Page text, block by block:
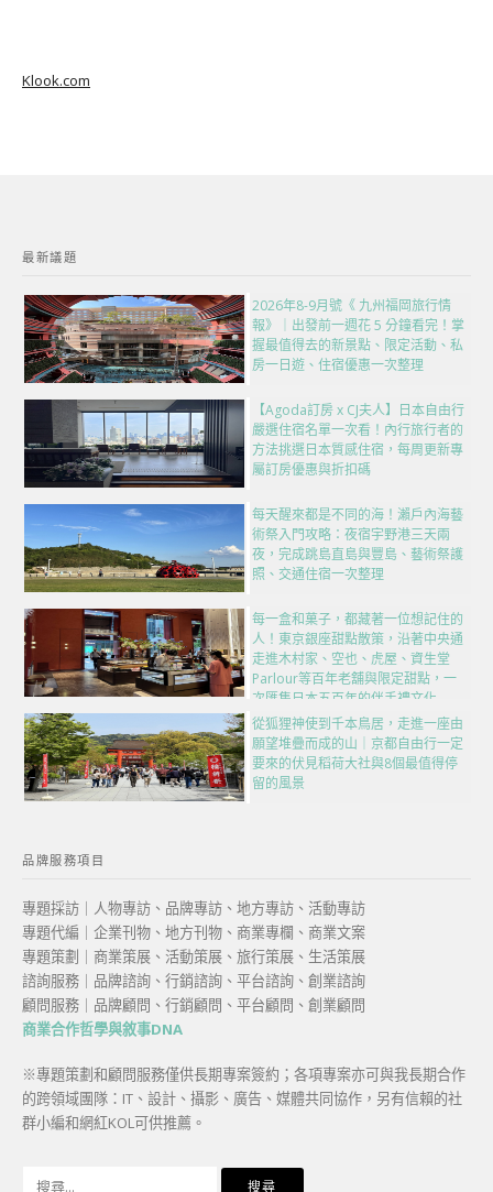
Klook.com
最新議題
2026年8-9月號《 九州福岡旅行情
報》｜出發前一週花 5 分鐘看完！掌
握最值得去的新景點、限定活動、私
房一日遊、住宿優惠一次整理
【Agoda訂房 x CJ夫人】日本自由行
嚴選住宿名單一次看！內行旅行者的
方法挑選日本質感住宿，每周更新專
屬訂房優惠與折扣碼
每天醒來都是不同的海！瀨戶內海藝
術祭入門攻略：夜宿宇野港三天兩
夜，完成跳島直島與豐島、藝術祭護
照、交通住宿一次整理
每一盒和菓子，都藏著一位想記住的
人！東京銀座甜點散策，沿著中央通
走進木村家、空也、虎屋、資生堂
Parlour等百年老舖與限定甜點，一
次匯集日本五百年的伴手禮文化
從狐狸神使到千本鳥居，走進一座由
願望堆疊而成的山｜京都自由行一定
要來的伏見稻荷大社與8個最值得停
留的風景
品牌服務項目
專題採訪｜人物專訪、品牌專訪、地方專訪、活動專訪
專題代編｜企業刊物、地方刊物、商業專欄、商業文案
專題策劃｜商業策展、活動策展、旅行策展、生活策展
諮詢服務｜品牌諮詢、行銷諮詢、平台諮詢、創業諮詢
顧問服務｜品牌顧問、行銷顧問、平台顧問、創業顧問
商業合作哲學與敘事DNA
※專題策劃和顧問服務僅供長期專案簽約；各項專案亦可與我長期合作
的跨領域團隊：IT、設計、攝影、廣告、媒體共同協作，另有信賴的社
群小編和網紅KOL可供推薦。